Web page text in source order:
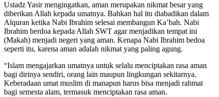
Ustadz Yasir mengingatkan, aman merupakan nikmat besar yang
diberikan Allah kepada umatnya. Bahkan hal itu diabadikan dalam
Alquran ketika Nabi Ibrahim selesai membangun Ka’bah. Nabi
Ibrahim berdoa kepada Allah SWT agar menjadikan tempat ini
(Makah) menjadi negeri yang aman. Kenapa Nabi Ibrahim bedoa
seperti itu, karena aman adalah nikmat yang paling agung.
“Islam mengajarkan umatnya untuk selalu menciptakan rasa aman
bagi dirinya sendiri, orang lain maupun lingkungan sekitarnya.
Keberadaan umat muslim di manapun harus bisa menjadi rahmat
bagi semesta alam, termasuk menciptakan rasa aman.